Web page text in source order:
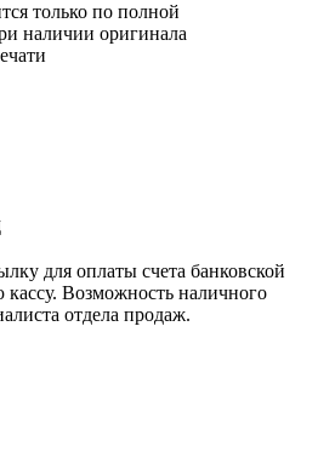
только по полной
наличии оригинала
для оплаты счета банковской
кассу. Возможность наличного
отдела продаж.